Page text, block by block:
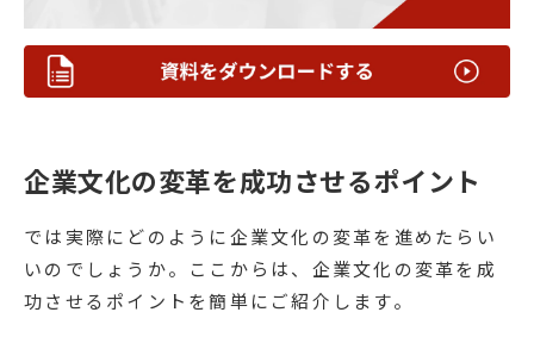
企業文化の変革を成功させるポイント
では実際にどのように企業文化の変革を進めたらい
いのでしょうか。ここからは、企業文化の変革を成
功させるポイントを簡単にご紹介します。